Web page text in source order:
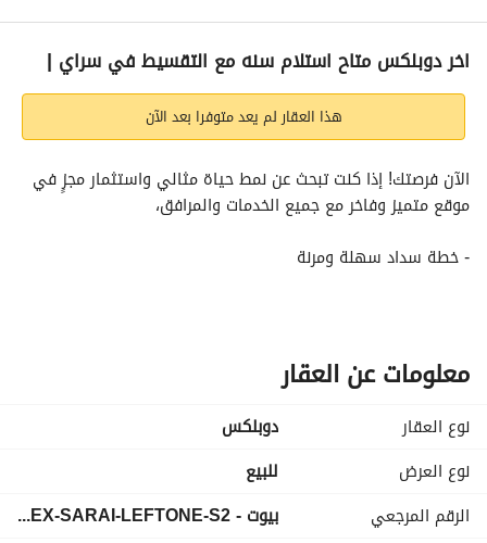
الاماكن القريبة
اخر دوبلكس متاح استلام سنه مع التقسيط في سراي |
هذا العقار لم يعد متوفرا بعد الآن
موقع متميز وفاخر مع جميع الخدمات والمرافق،
- خطة سداد سهلة ومرنة
- أقل دفعة أولى لأقل سعر
- موقع متميز وسهل الوصول إليه
- خدمات شاملة
للمزيد من المعلومات:
عرض معلومات الاتصال
---------------------------------------------------
تفاصيل الوحدة:
معلومات عن العقار
نوع العقار
دوبلكس
نوع العرض
للبيع
الرقم المرجعي
بيوت - DUPLEX-SARAI-LEFTONE-S2